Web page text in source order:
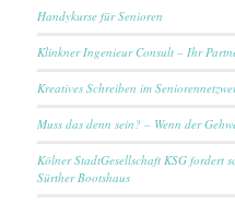
Handykurse für Senioren
Klinkner Ingenieur Consult – Ihr
Kreatives Schreiben im
Muss das denn sein? – Wenn der
Kölner StadtGesellschaft KSG fordert
Sürther Bootshaus